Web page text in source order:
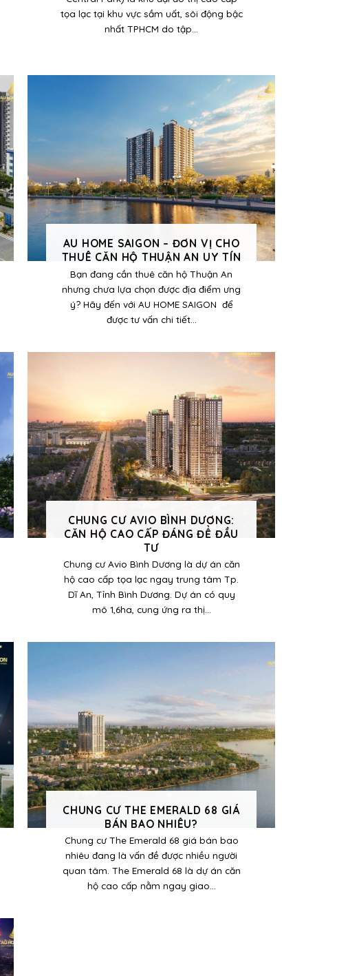
tọa lạc tại khu vực sầm uất, sôi động bậc
nhất TPHCM do tập...
AU HOME SAIGON – ĐƠN VỊ CHO
THUÊ CĂN HỘ THUẬN AN UY TÍN
Bạn đang cần thuê căn hộ Thuận An
nhưng chưa lựa chọn được địa điểm ưng
ý? Hãy đến với AU HOME SAIGON để
được tư vấn chi tiết...
CHUNG CƯ AVIO BÌNH DƯƠNG:
CĂN HỘ CAO CẤP ĐÁNG ĐỂ ĐẦU
TƯ
Chung cư Avio Bình Dương là dự án căn
hộ cao cấp tọa lạc ngay trung tâm Tp.
Dĩ An, Tỉnh Bình Dương. Dự án có quy
mô 1,6ha, cung ứng ra thị...
CHUNG CƯ THE EMERALD 68 GIÁ
BÁN BAO NHIÊU?
Chung cư The Emerald 68 giá bán bao
nhiêu đang là vấn đề được nhiều người
quan tâm. The Emerald 68 là dự án căn
hộ cao cấp nằm ngay giao...